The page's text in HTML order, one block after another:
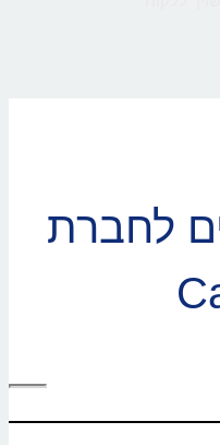
לחברת